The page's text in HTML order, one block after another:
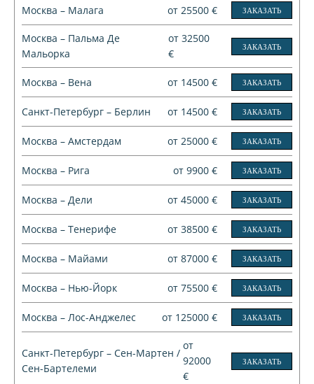
Москва – Малага от 25500 € ЗАКАЗАТЬ
Москва – Пальма Де
Мальорка
от 32500
€
ЗАКАЗАТЬ
Москва – Вена от 14500 € ЗАКАЗАТЬ
Санкт-Петербург – Берлин от 14500 € ЗАКАЗАТЬ
Москва – Амстердам от 25000 € ЗАКАЗАТЬ
Москва – Рига от 9900 € ЗАКАЗАТЬ
Москва – Дели от 45000 € ЗАКАЗАТЬ
Москва – Тенерифе от 38500 € ЗАКАЗАТЬ
Москва – Майами от 87000 € ЗАКАЗАТЬ
Москва – Нью-Йорк от 75500 € ЗАКАЗАТЬ
Москва – Лос-Анджелес от 125000 € ЗАКАЗАТЬ
Санкт-Петербург – Сен-Мартен /
Сен-Бартелеми
от
92000
€
ЗАКАЗАТЬ